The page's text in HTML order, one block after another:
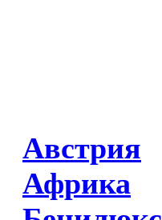
Австрия
Африка